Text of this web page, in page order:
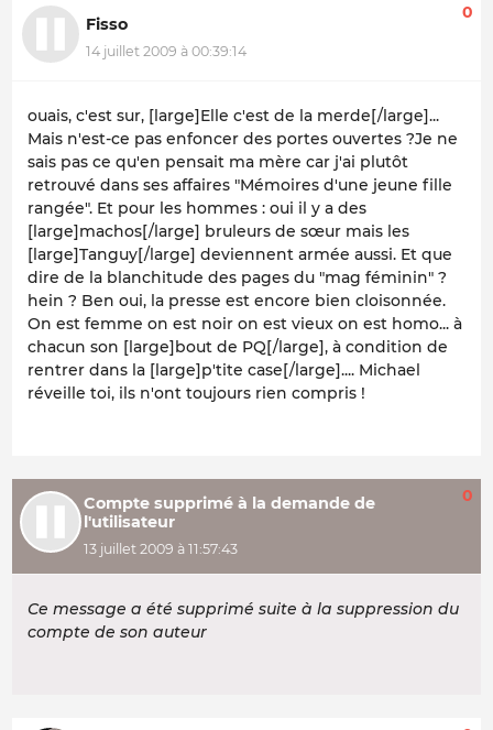
Fisso
14 juillet 2009 à 00:39:14
0
ouais, c'est sur, [large]Elle c'est de la merde[/large]...
Mais n'est-ce pas enfoncer des portes ouvertes ?Je ne
sais pas ce qu'en pensait ma mère car j'ai plutôt
retrouvé dans ses affaires "Mémoires d'une jeune fille
rangée". Et pour les hommes : oui il y a des
[large]machos[/large] bruleurs de sœur mais les
[large]Tanguy[/large] deviennent armée aussi. Et que
dire de la blanchitude des pages du "mag féminin" ?
hein ? Ben oui, la presse est encore bien cloisonnée.
On est femme on est noir on est vieux on est homo... à
chacun son [large]bout de PQ[/large], à condition de
rentrer dans la [large]p'tite case[/large].... Michael
réveille toi, ils n'ont toujours rien compris !
Compte supprimé à la demande de
l'utilisateur
13 juillet 2009 à 11:57:43
0
Ce message a été supprimé suite à la suppression du
compte de son auteur